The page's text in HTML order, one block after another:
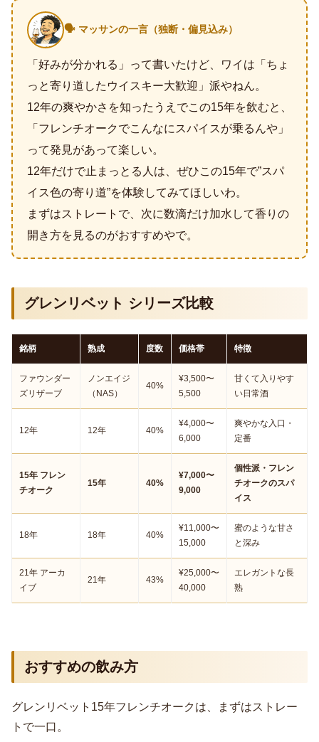
🗣️ マッサンの一言（独断・偏見込み）
「好みが分かれる」って書いたけど、ワイは「ちょ
っと寄り道したウイスキー大歓迎」派やねん。
12年の爽やかさを知ったうえでこの15年を飲むと、
「フレンチオークでこんなにスパイスが乗るんや」
って発見があって楽しい。
12年だけで止まっとる人は、ぜひこの15年で”スパ
イス色の寄り道”を体験してみてほしいわ。
まずはストレートで、次に数滴だけ加水して香りの
開き方を見るのがおすすめやで。
グレンリベット シリーズ比較
銘柄 熟成 度数 価格帯 特徴
ファウンダー
ズリザーブ
ノンエイジ
（NAS）
40%
¥3,500〜
5,500
甘くて入りやす
い日常酒
12年 12年 40%
¥4,000〜
6,000
爽やかな入口・
定番
15年 フレン
チオーク
15年 40%
¥7,000〜
9,000
個性派・フレン
チオークのスパ
イス
18年 18年 40%
¥11,000〜
15,000
蜜のような甘さ
と深み
21年 アーカ
イブ
21年 43%
¥25,000〜
40,000
エレガントな長
熟
おすすめの飲み方
グレンリベット15年フレンチオークは、まずはストレー
トで一口。